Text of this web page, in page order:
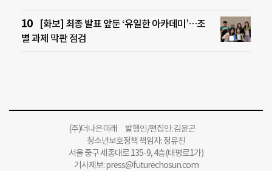
[화보] 최종 발표 앞둔 ‘유일한 아카데미’…조
별 과제 막판 점검
(주)더나은미래 발행인/편집인: 김윤곤
청소년보호정책 책임자: 정유진
서울 중구 세종대로 135-9, 4층(태평로1가)
기사제보:press@futurechosun.com